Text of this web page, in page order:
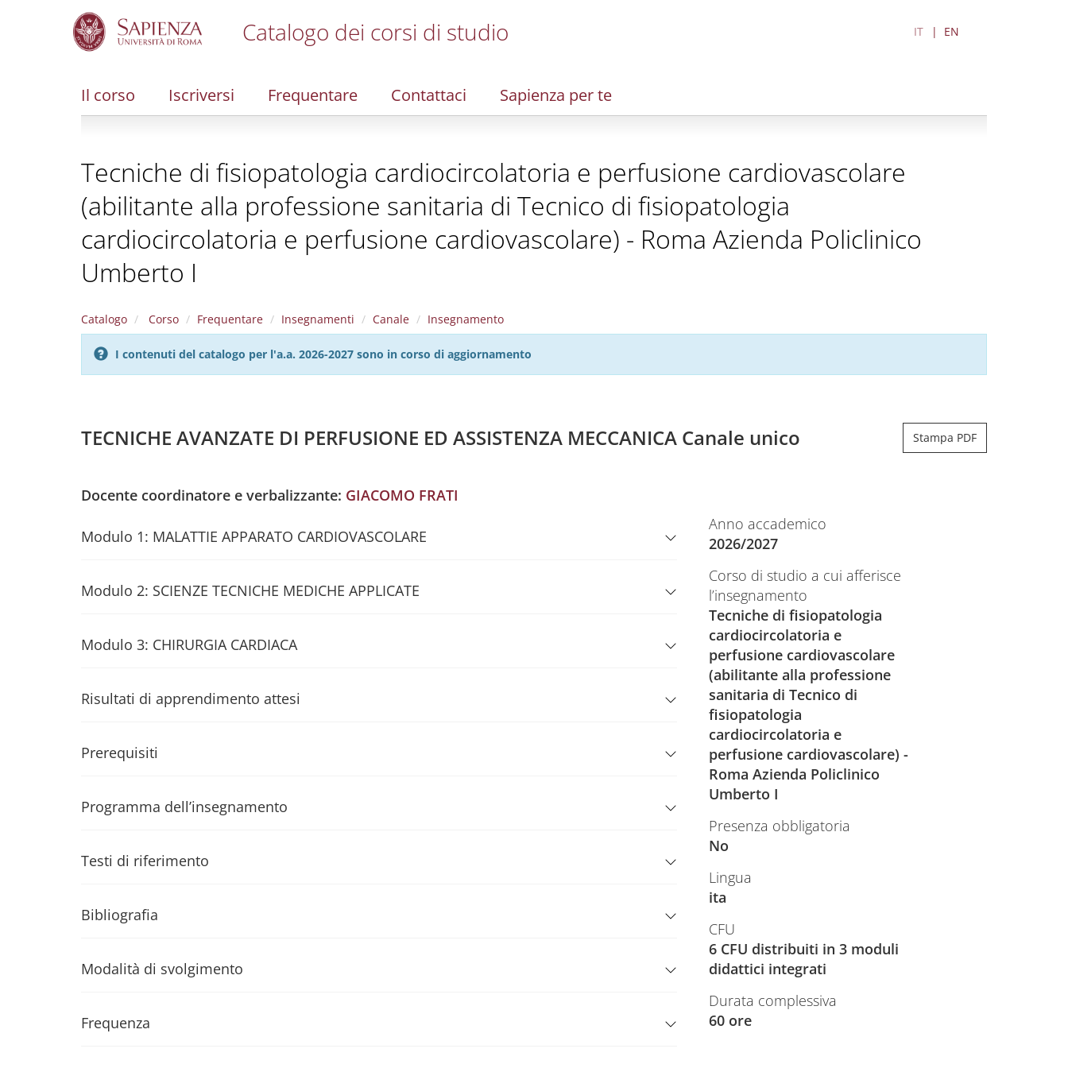
Catalogo dei corsi di studio IT EN
Il corso Iscriversi Frequentare Contattaci Sapienza per te
Tecniche di fisiopatologia cardiocircolatoria e perfusione cardiovascolare
(abilitante alla professione sanitaria di Tecnico di fisiopatologia
cardiocircolatoria e perfusione cardiovascolare) - Roma Azienda Policlinico
Umberto I
Catalogo Corso Frequentare Insegnamenti Canale Insegnamento
I contenuti del catalogo per l'a.a. 2026-2027 sono in corso di aggiornamento
TECNICHE AVANZATE DI PERFUSIONE ED ASSISTENZA MECCANICA Canale unico Stampa PDF
Docente coordinatore e verbalizzante: GIACOMO FRATI
Modulo 1: MALATTIE APPARATO CARDIOVASCOLARE
Modulo 2: SCIENZE TECNICHE MEDICHE APPLICATE
Modulo 3: CHIRURGIA CARDIACA
Risultati di apprendimento attesi
Prerequisiti
Programma dell’insegnamento
Testi di riferimento
Bibliografia
Modalità di svolgimento
Frequenza
Anno accademico
2026/2027
Corso di studio a cui afferisce
l’insegnamento
Tecniche di fisiopatologia
cardiocircolatoria e
perfusione cardiovascolare
(abilitante alla professione
sanitaria di Tecnico di
fisiopatologia
cardiocircolatoria e
perfusione cardiovascolare) -
Roma Azienda Policlinico
Umberto I
Presenza obbligatoria
No
Lingua
ita
CFU
6 CFU distribuiti in 3 moduli
didattici integrati
Durata complessiva
60 ore